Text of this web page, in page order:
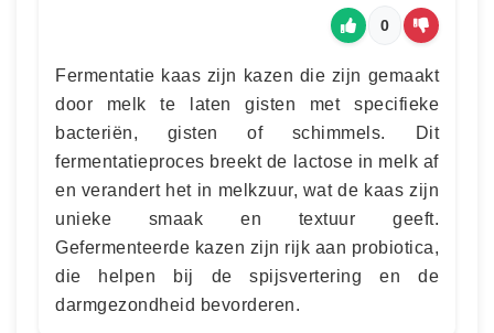
0
Fermentatie kaas zijn kazen die zijn gemaakt
door melk te laten gisten met specifieke
bacteriën, gisten of schimmels. Dit
fermentatieproces breekt de lactose in melk af
en verandert het in melkzuur, wat de kaas zijn
unieke smaak en textuur geeft.
Gefermenteerde kazen zijn rijk aan probiotica,
die helpen bij de spijsvertering en de
darmgezondheid bevorderen.